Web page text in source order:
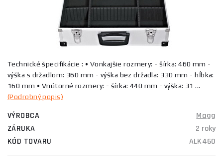
Technické špecifikácie : • Vonkajšie rozmery: - šírka: 460 mm -
výška s držadlom: 360 mm - výška bez držadla: 330 mm - hĺbka:
160 mm • Vnútorné rozmery: - šírka: 440 mm - výška: 31 ...
(Podrobný popis)
VÝROBCA
Magg
ZÁRUKA
2 roky
KÓD TOVARU
ALK460